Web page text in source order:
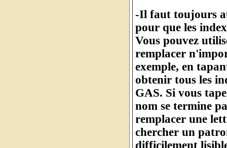
-Il faut toujours
pour que les
Vous pouvez
remplacer
exemple, en
obtenir tous les
GAS. Si vous
nom se termine
remplacer une
chercher un
difficilement